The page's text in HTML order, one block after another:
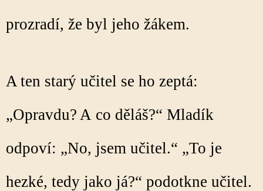
prozradí, že byl jeho žákem.
A ten starý učitel se ho zeptá:
„Opravdu? A co děláš?“ Mladík
odpoví: „No, jsem učitel.“ „To je
hezké, tedy jako já?“ podotkne učitel.